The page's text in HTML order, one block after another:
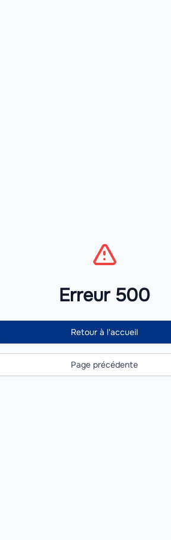
Erreur 500
Retour à l'accueil
Page précédente